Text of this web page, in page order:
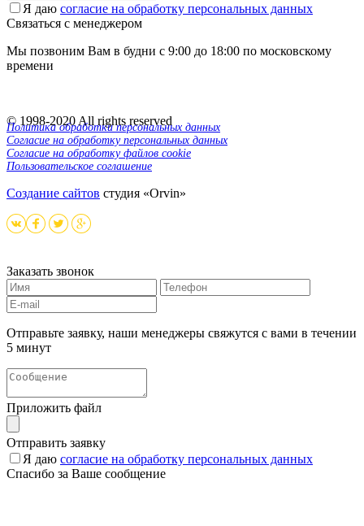
Я даю согласие на обработку персональных данных
Связаться с менеджером
Мы позвоним Вам в будни с 9:00 до 18:00 по московскому
времени
© 1998-2020All rights reserved
Политика обработки персональных данных
Согласие на обработку персональных данных
Согласие на обработку файлов cookie
Пользовательское соглашение
Создание сайтов студия «Orvin»
Заказать звонок
Отправьте заявку, наши менеджеры свяжутся с вами в течении
5 минут
Приложить файл
Отправить заявку
Я даю согласие на обработку персональных данных
Спасибо за Ваше сообщение